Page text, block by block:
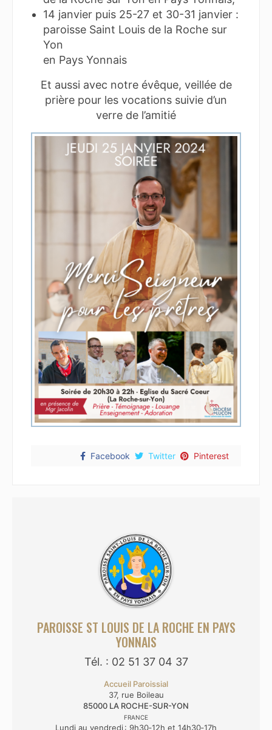
PAROISSE ST LOUIS DE LA ROCHE EN PAYS
YONNAIS
Tél. : 02 51 37 04 37
Accueil Paroissial
37, rue Boileau
85000 LA ROCHE-SUR-YON
FRANCE
Lundi au vendredi : 9h30‑12h et 14h30‑17h
14 janvier puis 25-27 et 30-31 janvier :
paroisse Saint Louis de la Roche sur
Yon
en Pays Yonnais
Et aussi avec notre évêque, veillée de
prière pour les vocations suivie d’un
verre de l’amitié
Facebook Twitter Pinterest